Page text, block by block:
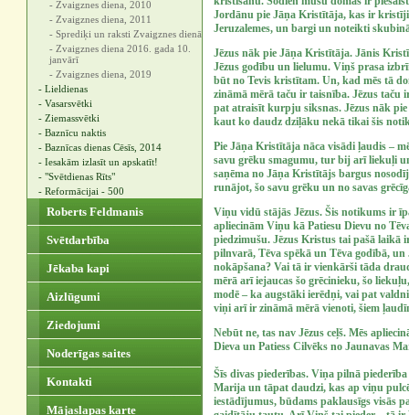
- Zvaigznes diena, 2010
- Zvaigznes diena, 2011
- Sprediķi un raksti Zvaigznes dienā
- Zvaigznes diena 2016. gada 10.
janvārī
- Zvaigznes diena, 2019
- Lieldienas
- Vasarsvētki
- Ziemassvētki
- Baznīcu naktis
- Baznīcas dienas Cēsīs, 2014
- Iesakām izlasīt un apskatīt!
- "Svētdienas Rīts"
- Reformācijai - 500
Roberts Feldmanis
Svētdarbība
Jēkaba kapi
Aizlūgumi
Ziedojumi
Noderīgas saites
Kontakti
Mājaslapas karte
Jordānu pie Jāņa Kristītāja, kas ir
Jeruzalemes, un bargi un noteikti
Jēzus nāk pie Jāņa Kristītāja. Jānis
Jēzus godību un lielumu. Viņš prasa
būt no Tevis kristītam. Un, kad mēs tā
zināmā mērā taču ir taisnība. Jēzus taču
pat atraisīt kurpju siksnas. Jēzus nāk
kaut ko daudz dziļāku nekā tikai šis
Pie Jāņa Kristītāja nāca visādi ļaudis –
savu grēku smagumu, tur bij arī liekuļi
saņēma no Jāņa Kristītājs bargus
runājot, šo savu grēku un no savas
Viņu vidū stājās Jēzus. Šis notikums ir
apliecinām Viņu kā Patiesu Dievu no
piedzimušu. Jēzus Kristus tai pašā laikā
pilnvarā, Tēva spēkā un Tēva godībā,
nokāpšana? Vai tā ir vienkārši tāda
mērā arī iejaucas šo grēcinieku, šo
modē – ka augstāki ierēdņi, vai pat
viņi arī ir zināmā mērā vienoti, šiem
Nebūt ne, tas nav Jēzus ceļš. Mēs
Dieva un Patiess Cilvēks no Jaunavas
Šīs divas piederības. Viņa pilnā
Marija un tāpat daudzi, kas ap viņu
iestādījumus, būdams paklausīgs visās